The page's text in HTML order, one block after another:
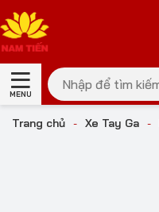
MENU
Trang chủ - Xe Tay Ga -